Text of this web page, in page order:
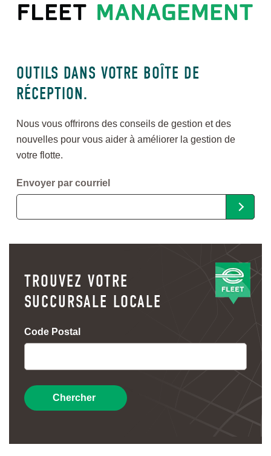
OUTILS DANS VOTRE BOÎTE DE
RÉCEPTION.
Nous vous offrirons des conseils de gestion et des
nouvelles pour vous aider à améliorer la gestion de
votre flotte.
Envoyer par courriel
TROUVEZ VOTRE
SUCCURSALE LOCALE
Code Postal
Chercher